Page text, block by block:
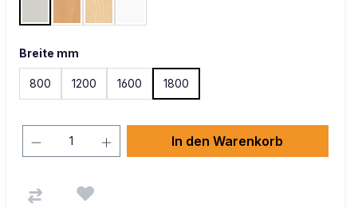
Breite mm
800 1200 1600 1800
In den Warenkorb